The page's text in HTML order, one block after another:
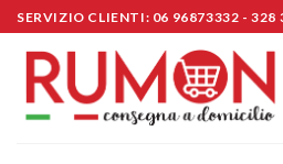
Skip
to
content
SERVIZIO CLIENTI: 06 96873332 - 328